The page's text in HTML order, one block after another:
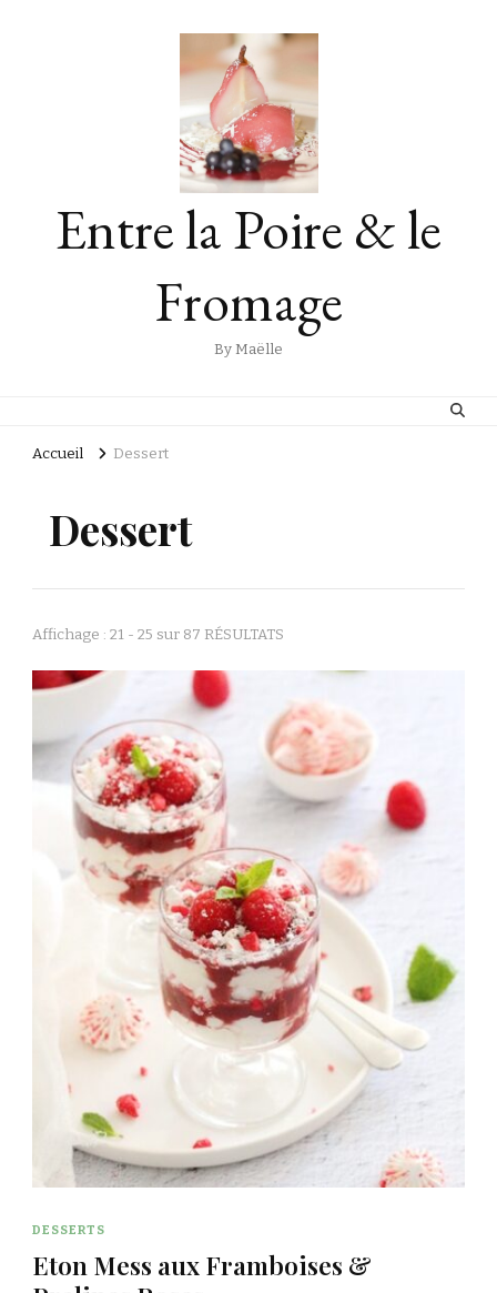
Entre la Poire & le
Fromage
By Maëlle
Accueil Dessert
Dessert
Affichage : 21 - 25 sur 87 RÉSULTATS
DESSERTS
Eton Mess aux Framboises &